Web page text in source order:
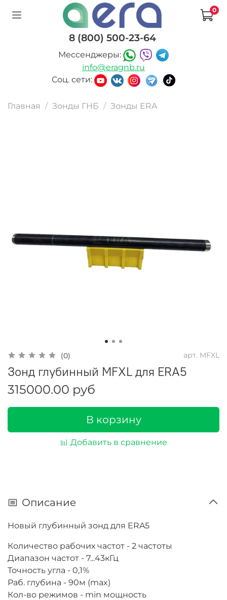
0
8 (800) 500-23-64
Мессенджеры:
info@eragnb.ru
Соц. сети:
Главная Зонды ГНБ Зонды ERA
(0) арт. MFXL
Зонд глубинный MFXL для ERA5
315000.00 руб
В корзину
Добавить в сравнение
Описание
Новый глубинный зонд для ERA5
Количество рабочих частот - 2 частоты
Диапазон частот - 7...43кГц
Точность угла - 0,1%
Раб. глубина - 90м (max)
Кол-во режимов - min мощность